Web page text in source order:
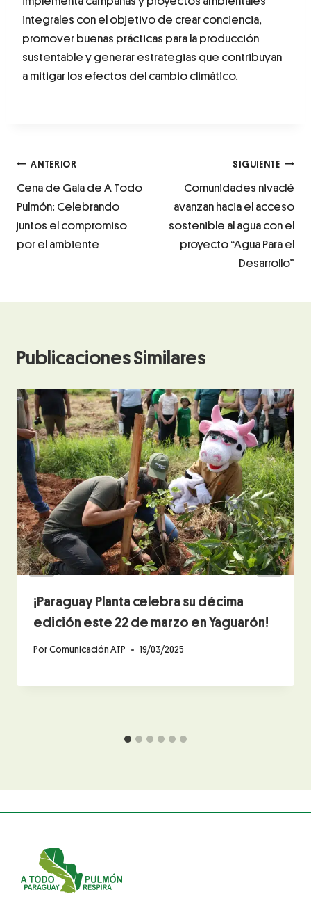
integrales con el objetivo de crear conciencia,
promover buenas prácticas para la producción
sustentable y generar estrategias que contribuyan
a mitigar los efectos del cambio climático.
ANTERIOR
Cena de Gala de A Todo
Pulmón: Celebrando
juntos el compromiso
por el ambiente
SIGUIENTE
Comunidades nivaclé
avanzan hacia el acceso
sostenible al agua con el
proyecto “Agua Para el
Desarrollo”
Publicaciones Similares
¡Paraguay Planta celebra su décima
edición este 22 de marzo en Yaguarón!
Por Comunicación ATP 19/03/2025